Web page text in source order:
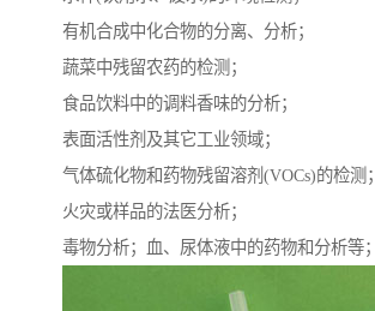
有机合成中化合物的分离、分析；
蔬菜中残留农药的检测；
食品饮料中的调料香味的分析；
表面活性剂及其它工业领域；
气体硫化物和药物残留溶剂(VOCs)的检测；
火灾或样品的法医分析；
毒物分析；血、尿体液中的药物和分析等；